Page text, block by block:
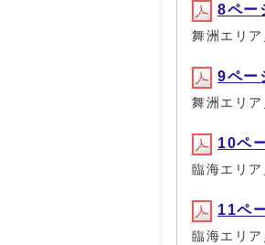
8ペー
舞洲エリア
9ペー
舞洲エリ
10ペ
臨海エリ
11ペ
臨海エリ